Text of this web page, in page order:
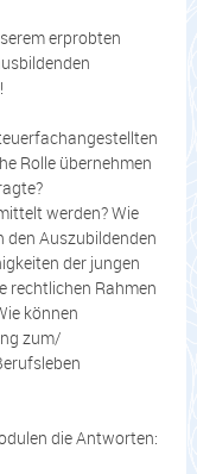
erprobten
Rolle übernehmen
werden? Wie
den Auszubildenden
der jungen
rechtlichen Rahmen
können
zum/
die Antworten: